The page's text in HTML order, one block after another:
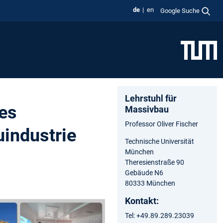
de en Google Suche
Lehrstuhl für
Massivbau
Professor Oliver Fischer
Technische Universität
München
Theresienstraße 90
Gebäude N6
80333 München
Kontakt:
Tel: +49.89.289.23039